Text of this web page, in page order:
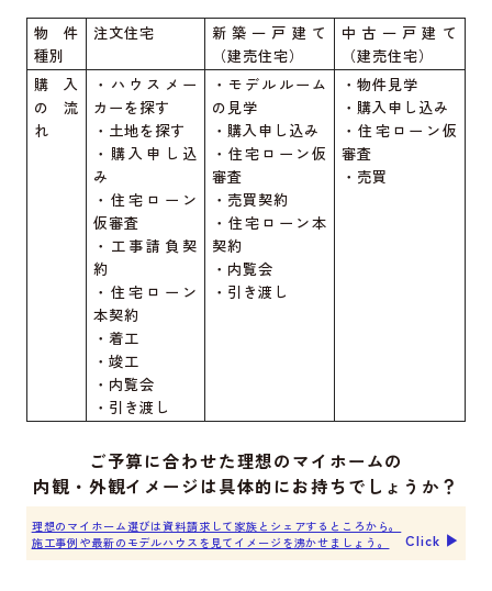
物件
種別
注文住宅
新築一戸建て
（建売住宅）
中古一戸建て
（建売住宅）
購入
の流
れ
・ハウスメー
カーを探す
・土地を探す
・購入申し込
み
・住宅ローン
仮審査
・工事請負契
約
・住宅ローン
本契約
・着工
・竣工
・内覧会
・引き渡し
・モデルルーム
の見学
・購入申し込み
・住宅ローン仮
審査
・売買契約
・住宅ローン本
契約
・内覧会
・引き渡し
・物件見学
・購入申し込み
・住宅ローン仮
審査
・売買
ご予算に合わせた理想のマイホームの
内観・外観イメージは具体的にお持ちでしょうか？
理想のマイホーム選びは資料請求して家族とシェアするところから。
施工事例や最新のモデルハウスを見てイメージを沸かせましょう。
Click ▶︎